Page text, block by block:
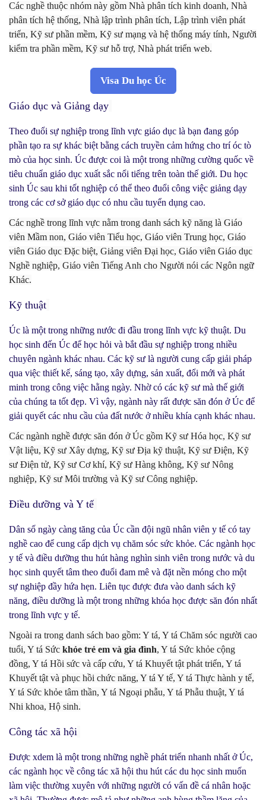
Các nghề thuộc nhóm này gồm Nhà phân tích kinh doanh, Nhà
phân tích hệ thống, Nhà lập trình phân tích, Lập trình viên phát
triển, Kỹ sư phần mềm, Kỹ sư mạng và hệ thống máy tính, Người
kiểm tra phần mềm, Kỹ sư hỗ trợ, Nhà phát triển web.
Visa Du học Úc
Giáo dục và Giảng dạy
Theo đuổi sự nghiệp trong lĩnh vực giáo dục là bạn đang góp
phần tạo ra sự khác biệt bằng cách truyền cảm hứng cho trí óc tò
mò của học sinh. Úc được coi là một trong những cường quốc về
tiêu chuẩn giáo dục xuất sắc nổi tiếng trên toàn thế giới. Du học
sinh Úc sau khi tốt nghiệp có thể theo đuổi công việc giảng dạy
trong các cơ sở giáo dục có nhu cầu tuyển dụng cao.
Các nghề trong lĩnh vực nằm trong danh sách kỹ năng là Giáo
viên Mầm non, Giáo viên Tiểu học, Giáo viên Trung học, Giáo
viên Giáo dục Đặc biệt, Giảng viên Đại học, Giáo viên Giáo dục
Nghề nghiệp, Giáo viên Tiếng Anh cho Người nói các Ngôn ngữ
Khác.
Kỹ thuật
Úc là một trong những nước đi đầu trong lĩnh vực kỹ thuật. Du
học sinh đến Úc để học hỏi và bắt đầu sự nghiệp trong nhiều
chuyên ngành khác nhau. Các kỹ sư là người cung cấp giải pháp
qua việc thiết kế, sáng tạo, xây dựng, sản xuất, đổi mới và phát
minh trong công việc hằng ngày. Nhờ có các kỹ sư mà thế giới
của chúng ta tốt đẹp. Vì vậy, ngành này rất được săn đón ở Úc để
giải quyết các nhu cầu của đất nước ở nhiều khía cạnh khác nhau.
Các ngành nghề được săn đón ở Úc gồm Kỹ sư Hóa học, Kỹ sư
Vật liệu, Kỹ sư Xây dựng, Kỹ sư Địa kỹ thuật, Kỹ sư Điện, Kỹ
sư Điện tử, Kỹ sư Cơ khí, Kỹ sư Hàng không, Kỹ sư Nông
nghiệp, Kỹ sư Môi trường và Kỹ sư Công nghiệp.
Điều dưỡng và Y tế
Dân số ngày càng tăng của Úc cần đội ngũ nhân viên y tế có tay
nghề cao để cung cấp dịch vụ chăm sóc sức khỏe. Các ngành học
y tế và điều dưỡng thu hút hàng nghìn sinh viên trong nước và du
học sinh quyết tâm theo đuổi đam mê và đặt nền móng cho một
sự nghiệp đầy hứa hẹn. Liên tục được đưa vào danh sách kỹ
năng, điều dưỡng là một trong những khóa học được săn đón nhất
trong lĩnh vực y tế.
Ngoài ra trong danh sách bao gồm: Y tá, Y tá Chăm sóc người cao
tuổi, Y tá Sức khỏe trẻ em và gia đình, Y tá Sức khỏe cộng
đồng, Y tá Hồi sức và cấp cứu, Y tá Khuyết tật phát triển, Y tá
Khuyết tật và phục hồi chức năng, Y tá Y tế, Y tá Thực hành y tế,
Y tá Sức khỏe tâm thần, Y tá Ngoại phẫu, Y tá Phẫu thuật, Y tá
Nhi khoa, Hộ sinh.
Công tác xã hội
Được xdem là một trong những nghề phát triển nhanh nhất ở Úc,
các ngành học về công tác xã hội thu hút các du học sinh muốn
làm việc thường xuyên với những người có vấn đề cá nhân hoặc